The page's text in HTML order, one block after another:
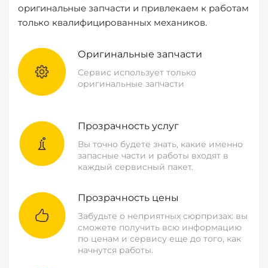
оригинальные запчасти и привлекаем к работам
только квалифицированных механиков.
Оригинальные запчасти
Сервис использует только
оригинальные запчасти
Прозрачность услуг
Вы точно будете знать, какие именно
запасные части и работы входят в
каждый сервисный пакет.
Прозрачность цены
Забудьте о неприятных сюрпризах: вы
сможете получить всю информацию
по ценам и сервису еще до того, как
начнутся работы.